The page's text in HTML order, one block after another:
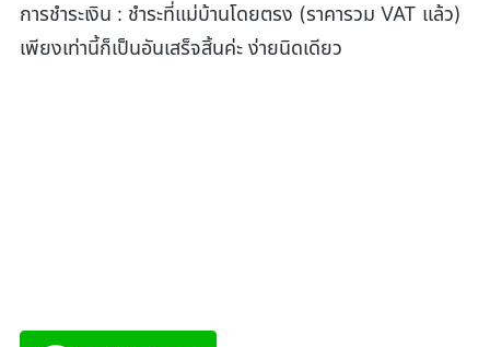
การชำระเงิน : ชำระที่แม่บ้านโดยตรง (ราคารวม VAT แล้ว)
เพียงเท่านี้ก็เป็นอันเสร็จสิ้นค่ะ ง่ายนิดเดียว